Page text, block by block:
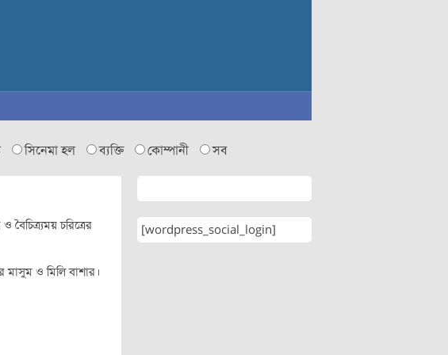
সিনেমা হল ব্যক্তি কোম্পানী সব
চরিত্রের
ও মিলি বাশার।
[wordpress_social_login]